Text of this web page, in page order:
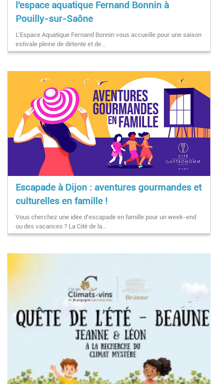
l'espace aquatique Fernand Bonnin à
Pouilly-sur-Saône
L'Espace Aquatique Fernand Bonnin vous accueille pour une saison
estivale pleine de détente et de…
Escapade à Dijon : aventures gourmandes et
culturelles en famille !
Vous cherchez une idée d'escapade en famille pour un week-end
ou des vacances ? La Cité de la…